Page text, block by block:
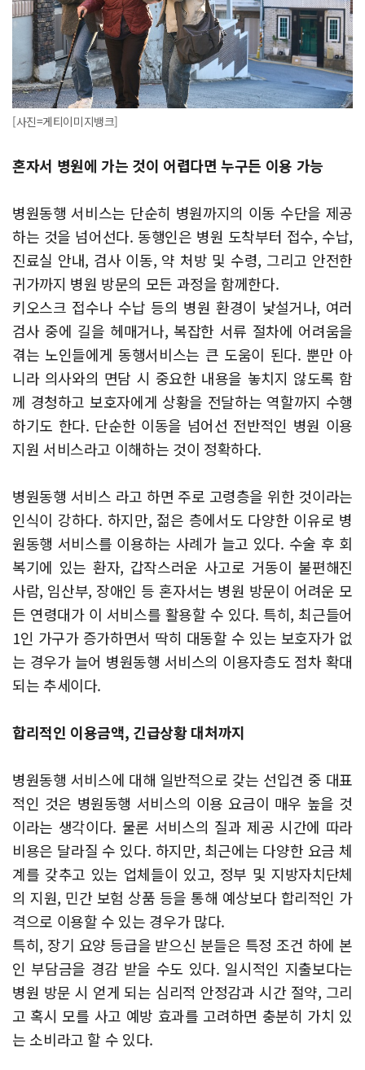
[사진=게티이미지뱅크]
혼자서 병원에 가는 것이 어렵다면 누구든 이용 가능
병원동행 서비스는 단순히 병원까지의 이동 수단을 제공
하는 것을 넘어선다. 동행인은 병원 도착부터 접수, 수납,
진료실 안내, 검사 이동, 약 처방 및 수령, 그리고 안전한
귀가까지 병원 방문의 모든 과정을 함께한다.
키오스크 접수나 수납 등의 병원 환경이 낯설거나, 여러
검사 중에 길을 헤매거나, 복잡한 서류 절차에 어려움을
겪는 노인들에게 동행서비스는 큰 도움이 된다. 뿐만 아
니라 의사와의 면담 시 중요한 내용을 놓치지 않도록 함
께 경청하고 보호자에게 상황을 전달하는 역할까지 수행
하기도 한다. 단순한 이동을 넘어선 전반적인 병원 이용
지원 서비스라고 이해하는 것이 정확하다.
병원동행 서비스 라고 하면 주로 고령층을 위한 것이라는
인식이 강하다. 하지만, 젊은 층에서도 다양한 이유로 병
원동행 서비스를 이용하는 사례가 늘고 있다. 수술 후 회
복기에 있는 환자, 갑작스러운 사고로 거동이 불편해진
사람, 임산부, 장애인 등 혼자서는 병원 방문이 어려운 모
든 연령대가 이 서비스를 활용할 수 있다. 특히, 최근들어
1인 가구가 증가하면서 딱히 대동할 수 있는 보호자가 없
는 경우가 늘어 병원동행 서비스의 이용자층도 점차 확대
되는 추세이다.
합리적인 이용금액, 긴급상황 대처까지
병원동행 서비스에 대해 일반적으로 갖는 선입견 중 대표
적인 것은 병원동행 서비스의 이용 요금이 매우 높을 것
이라는 생각이다. 물론 서비스의 질과 제공 시간에 따라
비용은 달라질 수 있다. 하지만, 최근에는 다양한 요금 체
계를 갖추고 있는 업체들이 있고, 정부 및 지방자치단체
의 지원, 민간 보험 상품 등을 통해 예상보다 합리적인 가
격으로 이용할 수 있는 경우가 많다.
특히, 장기 요양 등급을 받으신 분들은 특정 조건 하에 본
인 부담금을 경감 받을 수도 있다. 일시적인 지출보다는
병원 방문 시 얻게 되는 심리적 안정감과 시간 절약, 그리
고 혹시 모를 사고 예방 효과를 고려하면 충분히 가치 있
는 소비라고 할 수 있다.